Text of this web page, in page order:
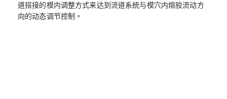
道搭接的模内调整方式来达到流道系统与模穴内熔胶流动方
向的动态调节控制。